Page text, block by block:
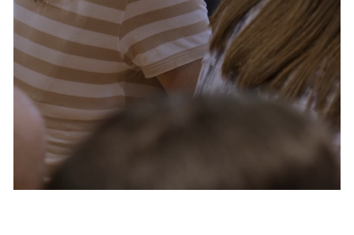
Servizi e accessibilità
Contatti
FAQ
Biglietti